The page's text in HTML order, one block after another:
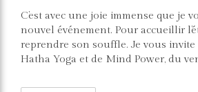
C’est avec une joie immense que je
nouvel événement. Pour accueillir
reprendre son souffle. Je vous invite
Hatha Yoga et de Mind Power, du